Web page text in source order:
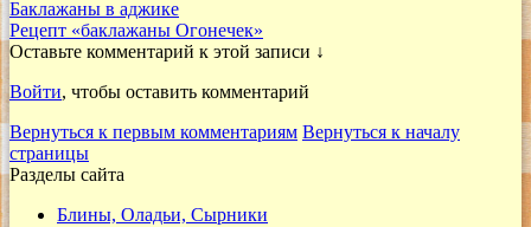
Баклажаны в аджике
Рецепт «баклажаны Огонечек»
Оставьте комментарий к этой записи ↓
Войти, чтобы оставить комментарий
Вернуться к первым комментариям Вернуться к началу
страницы
Разделы сайта
Блины, Оладьи, Сырники